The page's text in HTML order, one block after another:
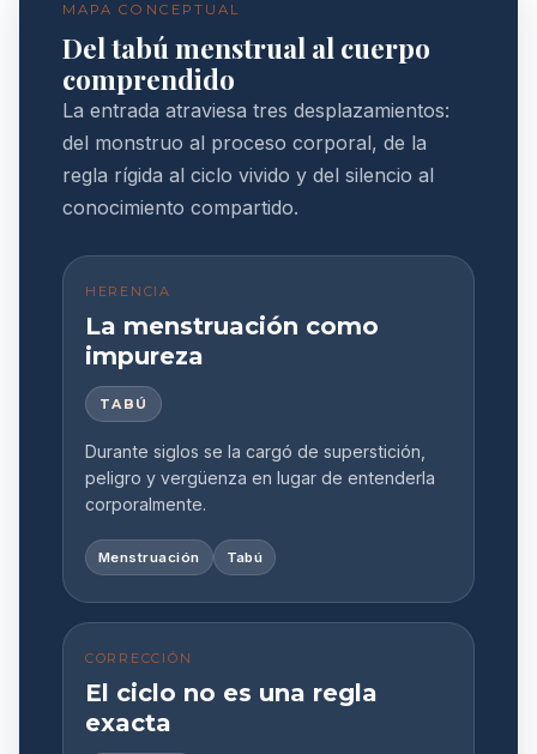
MAPA CONCEPTUAL
Del tabú menstrual al cuerpo
comprendido
La entrada atraviesa tres desplazamientos:
del monstruo al proceso corporal, de la
regla rígida al ciclo vivido y del silencio al
conocimiento compartido.
HERENCIA
La menstruación como
impureza
TABÚ
Durante siglos se la cargó de superstición,
peligro y vergüenza en lugar de entenderla
corporalmente.
Menstruación Tabú
CORRECCIÓN
El ciclo no es una regla
exacta